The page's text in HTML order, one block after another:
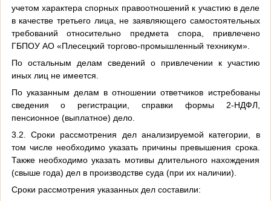
учетом характера спорных правоотношений к участию в деле
в качестве третьего лица, не заявляющего самостоятельных
требований относительно предмета спора, привлечено
ГБПОУ АО «Плесецкий торгово-промышленный техникум».
По остальным делам сведений о привлечении к участию
иных лиц не имеется.
По указанным делам в отношении ответчиков истребованы
сведения о регистрации, справки формы 2-НДФЛ,
пенсионное (выплатное) дело.
3.2. Сроки рассмотрения дел анализируемой категории, в
том числе необходимо указать причины превышения срока.
Также необходимо указать мотивы длительного нахождения
(свыше года) дел в производстве суда (при их наличии).
Сроки рассмотрения указанных дел составили: